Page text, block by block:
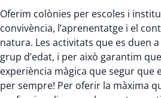
Oferim colònies per escoles i
convivència, l’aprenentatge i el
natura. Les activitats que es duen
grup d’edat, i per això garantim
experiència màgica que segur que
per sempre! Per oferir la màxima